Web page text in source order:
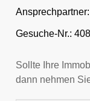
Ansprechpartner:
Gesuche-Nr.:
Sollte Ihre
dann nehmen